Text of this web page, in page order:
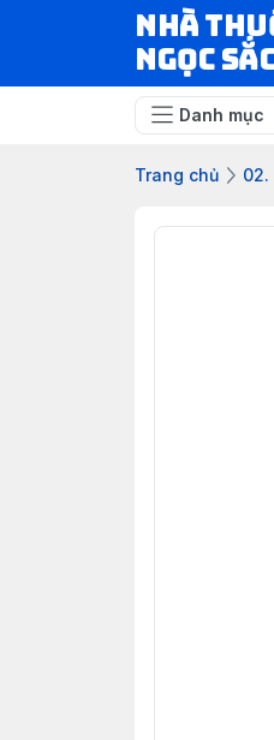
Nhà
Ngọc
Danh mục
Trang chủ 02.